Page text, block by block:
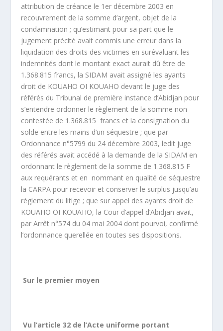
attribution de créance le 1 er décembre 2003 en
recouvrement de la somme d’argent, objet de la
condamnation ; qu’estimant pour sa part que le
jugement précité avait commis une erreur dans la
liquidation des droits des victimes en surévaluant les
indemnités dont le montant exact aurait dû être de
1.368.815 francs, la SIDAM avait assigné les ayants
droit de KOUAHO OI KOUAHO devant le juge des
référés du Tribunal de première instance d’Abidjan pour
s’entendre ordonner le règlement de la somme non
contestée de 1.368.815 francs et la consignation du
solde entre les mains d’un séquestre ; que par
Ordonnance n°5799 du 24 décembre 2003, ledit juge
des référés avait accédé à la demande de la SIDAM en
ordonnant le règlement de la somme de 1.368.815 F
aux requérants et en nommant en qualité de séquestre
la CARPA pour recevoir et conserver le surplus jusqu’au
règlement du litige ; que sur appel des ayants droit de
KOUAHO OI KOUAHO, la Cour d’appel d’Abidjan avait,
par Arrêt n°574 du 04 mai 2004 dont pourvoi, confirmé
l’ordonnance querellée en toutes ses dispositions.
Sur le premier moyen
Vu l’article 32 de l’Acte uniforme portant